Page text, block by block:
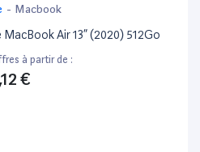
- Macbook
MacBook Air 13” (2020) 512Go
à partir de :
€